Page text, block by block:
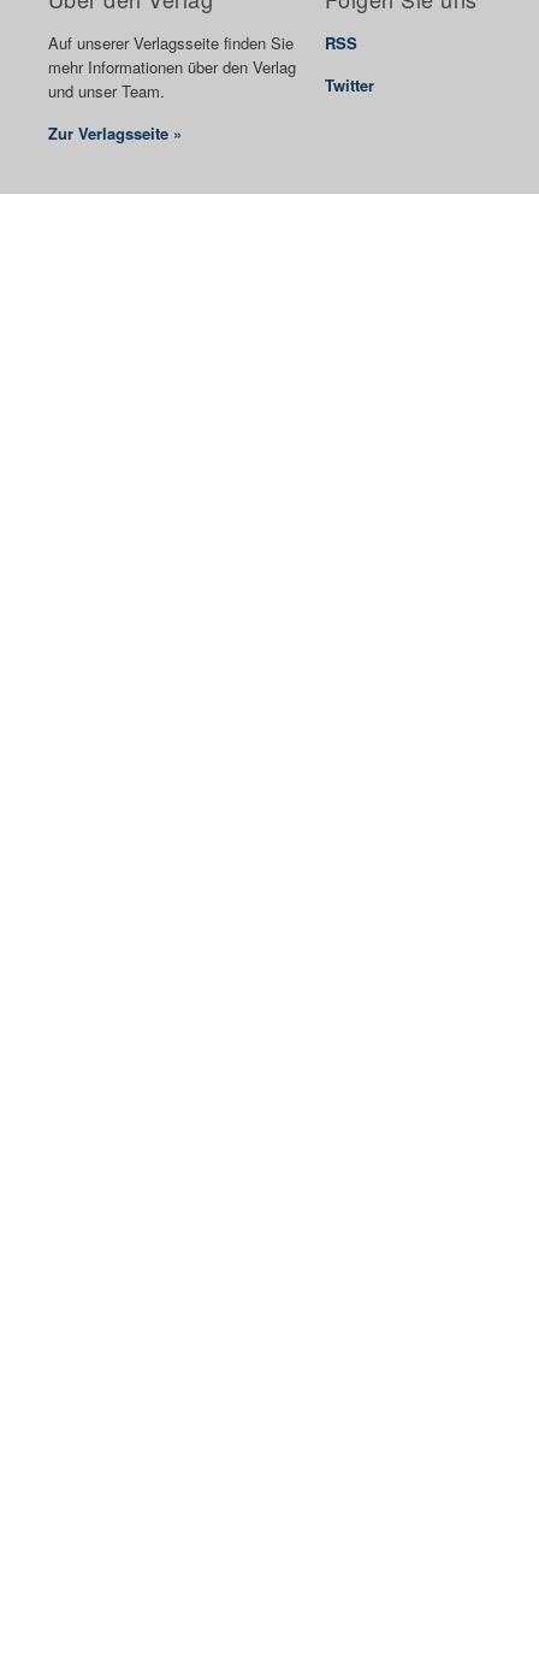
Auf unserer Verlagsseite finden Sie
mehr Informationen über den Verlag
und unser Team.
Zur Verlagsseite »
RSS
Twitter